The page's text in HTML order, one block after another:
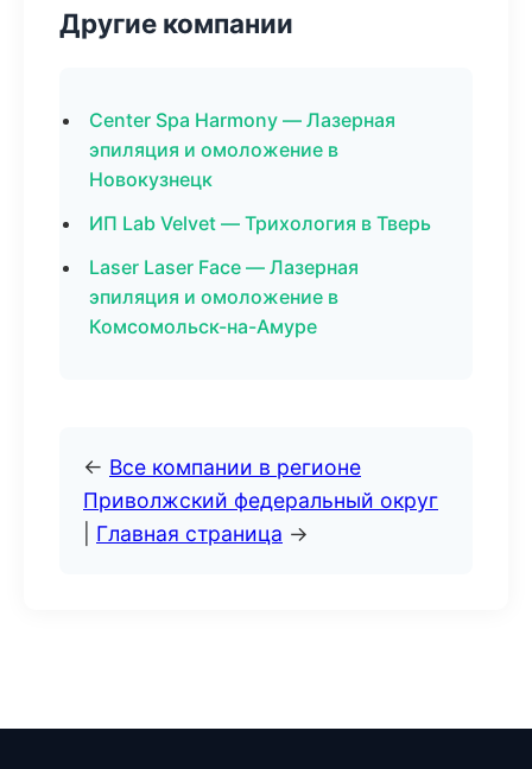
Другие компании
Center Spa Harmony — Лазерная
эпиляция и омоложение в
Новокузнецк
ИП Lab Velvet — Трихология в Тверь
Laser Laser Face — Лазерная
эпиляция и омоложение в
Комсомольск-на-Амуре
← Все компании в регионе
Приволжский федеральный округ
Главная страница →